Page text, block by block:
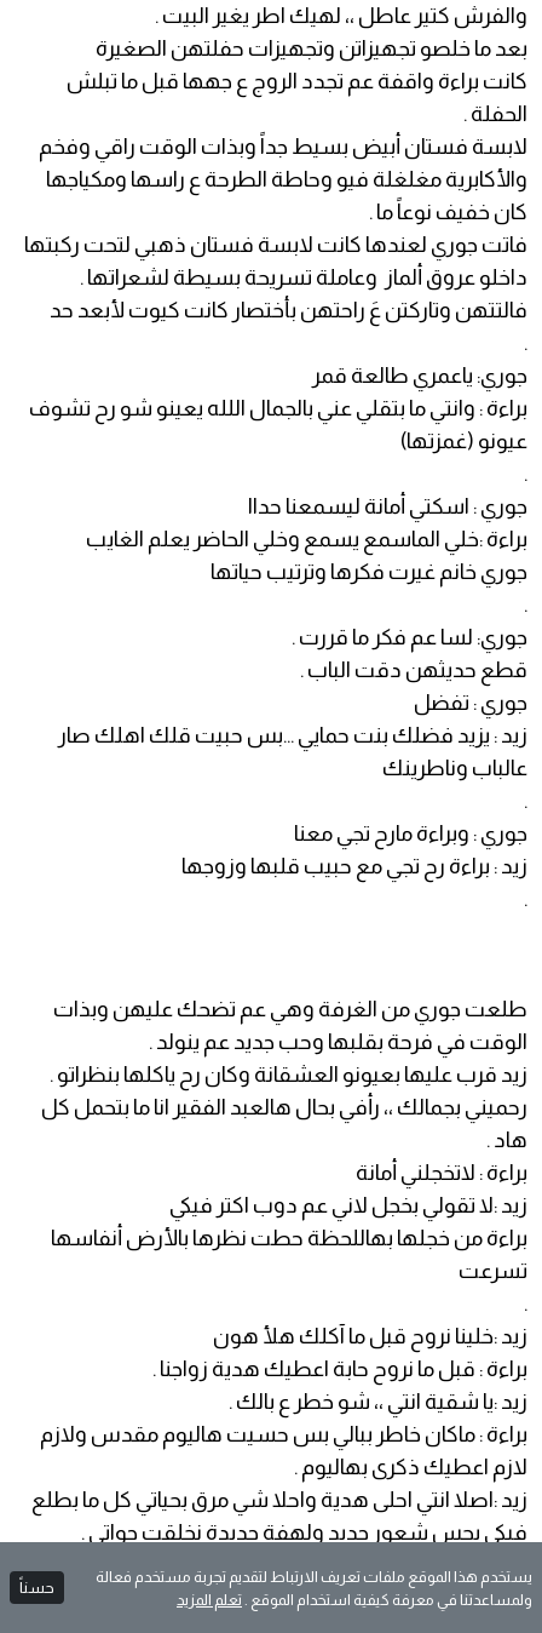
والفرش كتير عاطل ،، لهيك اطر يغير البيت .
بعد ما خلصو تجهيزاتن وتجهيزات حفلتهن الصغيرة
كانت براءة واقفة عم تجدد الروج ع جهها قبل ما تبلش
الحفلة .
لابسة فستان أبيض بسيط جداً وبذات الوقت راقي وفخم
والأكابرية مغلغلة فيو وحاطة الطرحة ع راسها ومكياجها
كان خفيف نوعاً ما .
فاتت جوري لعندها كانت لابسة فستان ذهبي لتحت ركبتها
داخلو عروق ألماز وعاملة تسريحة بسيطة لشعراتها .
فالتتهن وتاركتن عَ راحتهن بأختصار كانت كيوت لأبعد حد
.
جوري: ياعمري طالعة قمر
براءة : وانتي ما بتقلي عني بالجمال اللله يعينو شو رح تشوف
عيونو (غمزتها)
.
جوري : اسكتي أمانة ليسمعنا حداا
براءة :خلي الماسمع يسمع وخلي الحاضر يعلم الغايب
جوري خانم غيرت فكرها وترتيب حياتها
.
جوري: لسا عم فكر ما قررت .
قطع حديثهن دقت الباب .
جوري : تفضل
زيد : يزيد فضلك بنت حمايي ...بس حبيت قلك اهلك صار
عالباب وناطرينك
.
جوري : وبراءة مارح تجي معنا
زيد : براءة رح تجي مع حبيب قلبها وزوجها
.
زيد قرب عليها بعيونو العشقانة وكان رح ياكلها بنظراتو .
رحميني بجمالك ،، رأفي بحال هالعبد الفقير انا ما بتحمل كل
هاد .
براءة : لاتخجلني أمانة
زيد :لا تقولي بخجل لاني عم دوب اكتر فيكي
براءة من خجلها بهاللحظة حطت نظرها بالأرض أنفاسها
تسرعت
.
زيد :خلينا نروح قبل ما آكلك هلأ هون
براءة : قبل ما نروح حابة اعطيك هدية زواجنا .
زيد :يا شقية انتي ،، شو خطر ع بالك .
براءة : ماكان خاطر ببالي بس حسيت هاليوم مقدس ولازم
لازم اعطيك ذكرى بهاليوم .
زيد :اصلا انتي احلى هدية واحلا شي مرق بحياتي كل ما بطلع
فيكي بحس شعور جديد ولهفة جديدة نخلقت جواتي .
براءة :بس هي الهدية غير ،، زيد بتوعدني ما يقل حبك
واهتمامك فيني اذا عطيتك هي الهدية .
زيد : لك عطيني بقة هالهدية لأشلفها من البلكون ،، كلشي
الا تعطيني شي يلهيني عنك .
يستخدم هذا الموقع ملفات تعريف الارتباط لتقديم تجربة مستخدم فعالة
ولمساعدتنا في معرفة كيفية استخدام الموقع . تعلم المزيد
حسناً